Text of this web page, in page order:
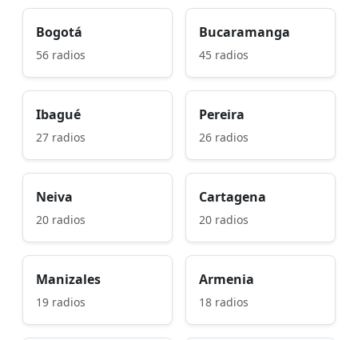
Bogotá
56 radios
Bucaramanga
45 radios
Ibagué
27 radios
Pereira
26 radios
Neiva
20 radios
Cartagena
20 radios
Manizales
19 radios
Armenia
18 radios